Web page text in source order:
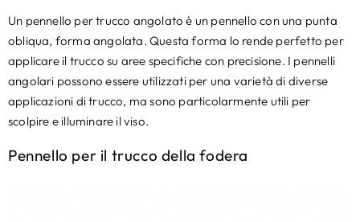
Un pennello per trucco angolato è un pennello con una punta
obliqua, forma angolata. Questa forma lo rende perfetto per
applicare il trucco su aree specifiche con precisione. I pennelli
angolari possono essere utilizzati per una varietà di diverse
applicazioni di trucco, ma sono particolarmente utili per
scolpire e illuminare il viso.
Pennello per il trucco della fodera